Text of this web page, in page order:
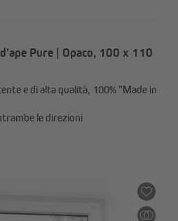
Pure | Opaco, 100 x 110
e di alta qualità, 100% "Made in
le direzioni